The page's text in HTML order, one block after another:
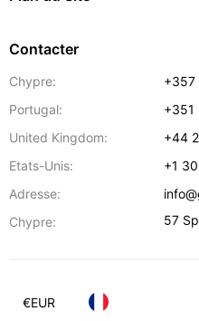
Contacter
Chypre:
+357
Portugal:
+351
United Kingdom:
+44
Etats-Unis:
+1
Adresse:
Chypre:
57
€EUR